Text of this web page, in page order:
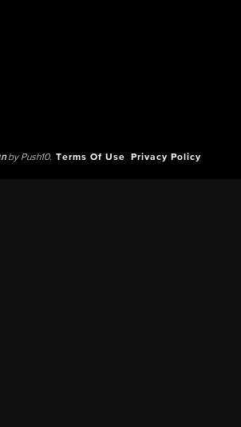
by Push10. Terms Of Use Privacy Policy